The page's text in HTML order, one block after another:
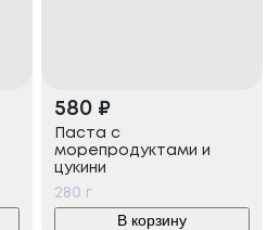
580 ₽
Паста с
морепродуктами и
цукини
280 г
В корзину